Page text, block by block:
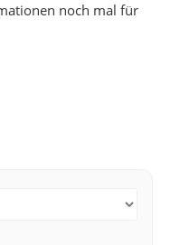
noch mal für